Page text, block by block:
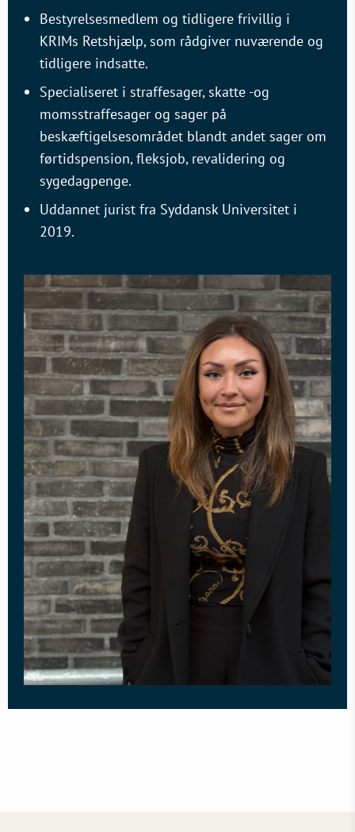
Bestyrelsesmedlem og tidligere frivillig i
KRIMs Retshjælp, som rådgiver nuværende og
tidligere indsatte.
Specialiseret i straffesager, skatte -og
momsstraffesager og sager på
beskæftigelsesområdet blandt andet sager om
førtidspension, fleksjob, revalidering og
sygedagpenge.
Uddannet jurist fra Syddansk Universitet i
2019.